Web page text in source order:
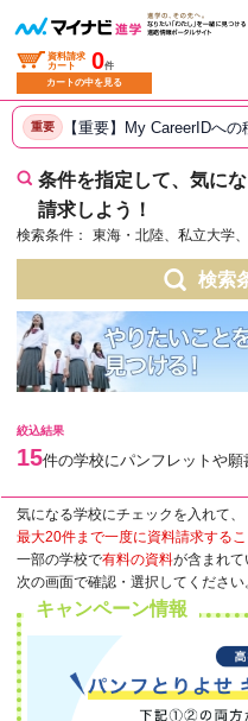
資料請求
カート
0件
カートの中を見る
重要 【重要】My CareerIDへ
条件を指定して、気に
請求しよう！
検索条件： 東海・北陸、私立大学
検索
絞込結果
15件の学校にパンフレットや願
気になる学校にチェックを入れて
最大20件まで一度に資料請求するこ
一部の学校で有料の資料が含まれて
次の画面で確認・選択してください
キャンペーン情報